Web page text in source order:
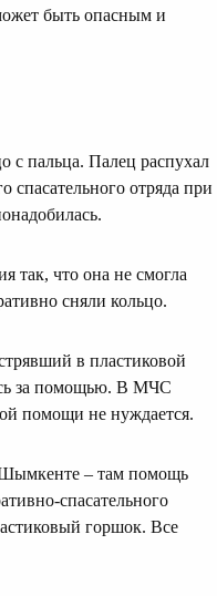
быть опасным и
с пальца. Палец распухал
спасательного отряда при
так, что она не смогла
сняли кольцо.
в пластиковой
за помощью. В МЧС
помощи не нуждается.
Шымкенте – там помощь
спасательного
горшок. Все